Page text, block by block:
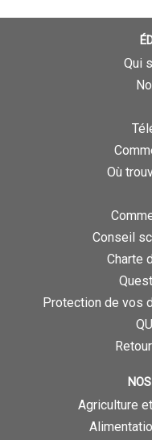
Qui
Où
Conseil
Charte
Protection de vos
Agriculture